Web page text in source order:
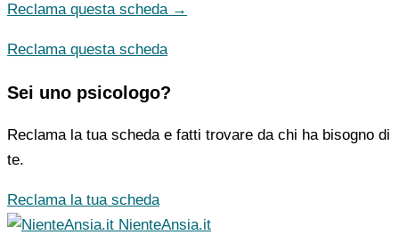
Reclama questa scheda →
Reclama questa scheda
Sei uno psicologo?
Reclama la tua scheda e fatti trovare da chi ha bisogno di
te.
Reclama la tua scheda
NienteAnsia.it